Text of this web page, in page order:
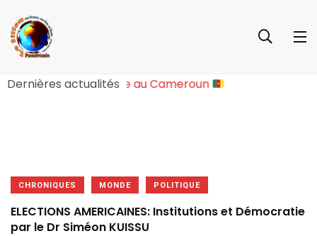
Dernières actualités
Sociopolitique Majeure au Cameroun
CHRONIQUES MONDE POLITIQUE
ELECTIONS AMERICAINES: Institutions et Démocratie
par le Dr Siméon KUISSU